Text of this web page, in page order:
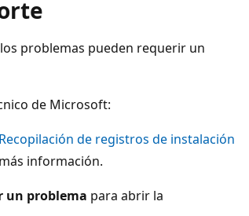
problemas pueden requerir un
de Microsoft:
Recopilación de registros de instalación
información.
un problema para abrir la